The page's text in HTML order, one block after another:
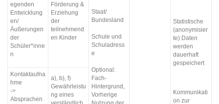
Staat/
Bundesland
Schule und
Schuladress
e
Optional:
Fach-
Hintergrund,
Vorherige
Statistische
(anonymisier
te) Daten
werden
dauerhaft
gespeichert
Kommunikati
on zur
egenden
Entwicklung
en/
Äußerungen
der
Schüler*inne
n
Förderung &
Erziehung
der
teilnehmend
en Kinder
Kontaktaufna
hme
->
Absprachen
a), b), f)
Gewährleistu
ng eines